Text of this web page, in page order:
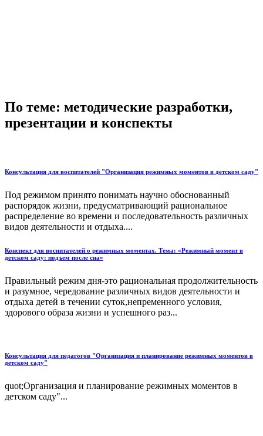
По теме: методические разработки,
презентации и конспекты
Консультация для воспитателей "Организация режимных моментов в детском саду"
Под режимом принято понимать научно обоснованный
распорядок жизни, предусматривающий рациональное
распределение во времени и последовательность различных
видов деятельности и отдыха....
Конспект для воспитателей о режимных моментах. Тема: «Режимный момент в
детском саду: подъем после сна»
Правильный режим дня-это рациональная продолжительность
и разумное, чередование различных видов деятельности и
отдыха детей в течении суток,непременного условия,
здорового образа жизни и успешного раз...
Консультация для педагогов "Организация и планирование режимных моментов в
детском саду"
quot;Организация и планирование режимных моментов в
детском саду"...